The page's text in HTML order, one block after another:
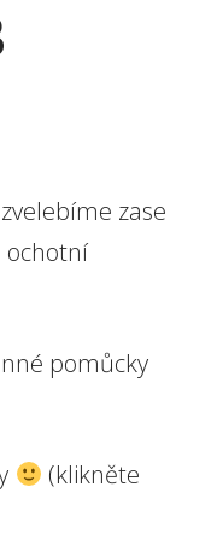
zase
ochotní
pomůcky
(klikněte